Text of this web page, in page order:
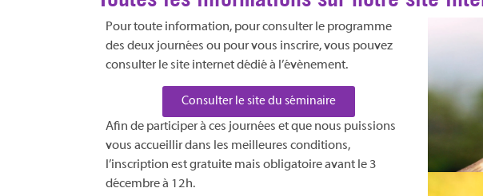
Pour toute information, pour consulter le programme
des deux journées ou pour vous inscrire, vous pouvez
consulter le site internet dédié à l’évènement.
Consulter le site du séminaire
Afin de participer à ces journées et que nous puissions
vous accueillir dans les meilleures conditions,
l’inscription est gratuite mais obligatoire avant le 3
décembre à 12h.